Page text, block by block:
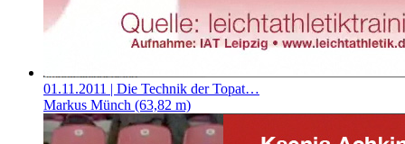
01.11.2011 | Die Technik der Topat…
Markus Münch (63,82 m)